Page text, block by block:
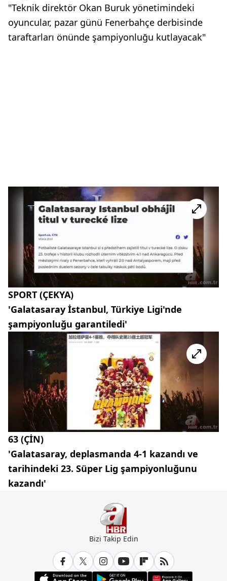
"Teknik direktör Okan Buruk yönetimindeki
oyuncular, pazar günü Fenerbahçe derbisinde
taraftarları önünde şampiyonluğu kutlayacak"
SPORT (ÇEKYA)
'Galatasaray İstanbul, Türkiye Ligi'nde
şampiyonluğu garantiledi'
63 (ÇİN)
'Galatasaray, deplasmanda 4-1 kazandı ve
tarihindeki 23. Süper Lig şampiyonluğunu
kazandı'
Bizi Takip Edin